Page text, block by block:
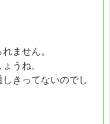
ません。
うね。
きってないのでし